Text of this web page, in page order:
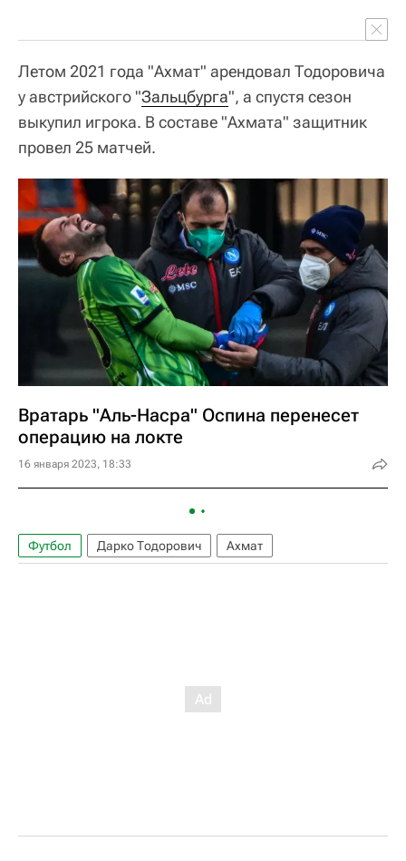
Летом 2021 года "Ахмат" арендовал Тодоровича
у австрийского "Зальцбурга", а спустя сезон
выкупил игрока. В составе "Ахмата" защитник
провел 25 матчей.
Вратарь "Аль-Насра" Оспина перенесет
операцию на локте
16 января 2023, 18:33
Футбол Дарко Тодорович Ахмат